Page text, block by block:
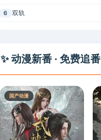
6 双轨
✨ 动漫新番 · 免费追番
国产动漫